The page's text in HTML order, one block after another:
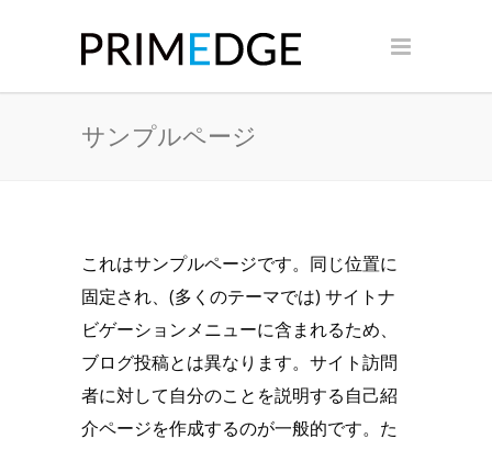
サンプルページ
これはサンプルページです。同じ位置に
固定され、(多くのテーマでは) サイトナ
ビゲーションメニューに含まれるため、
ブログ投稿とは異なります。サイト訪問
者に対して自分のことを説明する自己紹
介ページを作成するのが一般的です。た